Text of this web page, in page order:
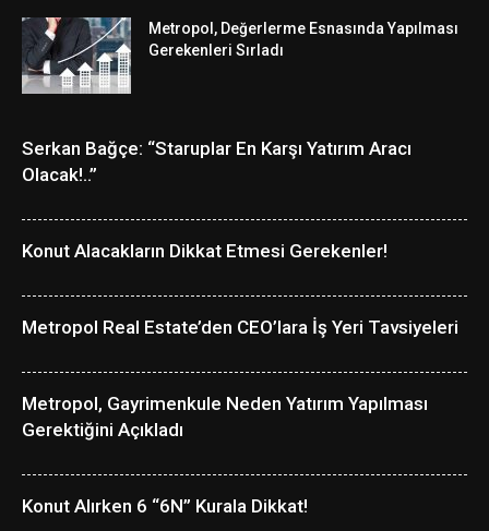
Metropol, Değerlerme Esnasında Yapılması
Gerekenleri Sırladı
Serkan Bağçe: “Staruplar En Karşı Yatırım Aracı
Olacak!..”
Konut Alacakların Dikkat Etmesi Gerekenler!
Metropol Real Estate’den CEO’lara İş Yeri Tavsiyeleri
Metropol, Gayrimenkule Neden Yatırım Yapılması
Gerektiğini Açıkladı
Konut Alırken 6 “6N” Kurala Dikkat!